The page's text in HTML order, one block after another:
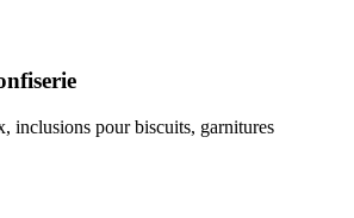
inclusions pour biscuits, garnitures